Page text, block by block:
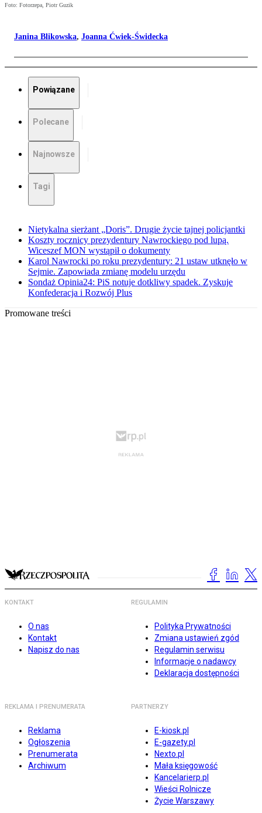
Foto: Fotorzepa, Piotr Guzik
Janina Blikowska, Joanna Ćwiek-Świdecka
Powiązane
Polecane
Najnowsze
Tagi
Nietykalna sierżant „Doris”. Drugie życie tajnej policjantki
Koszty rocznicy prezydentury Nawrockiego pod lupą.
Wiceszef MON wystąpił o dokumenty
Karol Nawrocki po roku prezydentury: 21 ustaw utknęło w
Sejmie. Zapowiada zmianę modelu urzędu
Sondaż Opinia24: PiS notuje dotkliwy spadek. Zyskuje
Konfederacja i Rozwój Plus
Promowane treści
KONTAKT
O nas
Kontakt
Napisz do nas
REGULAMIN
Polityka Prywatności
Zmiana ustawień zgód
Regulamin serwisu
Informacje o nadawcy
Deklaracja dostępności
REKLAMA I PRENUMERATA
Reklama
Ogłoszenia
Prenumerata
Archiwum
PARTNERZY
E-kiosk.pl
E-gazety.pl
Nexto.pl
Mała księgowość
Kancelarierp.pl
Wieści Rolnicze
Życie Warszawy